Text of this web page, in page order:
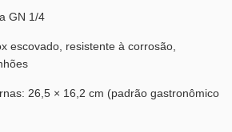
GN 1/4
escovado, resistente à corrosão,
26,5 × 16,2 cm (padrão gastronômico